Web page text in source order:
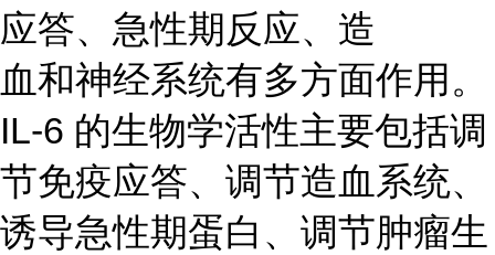
应答、急性期反应、造
血和神经系统有多方面作用。
IL-6 的生物学活性主要包括调
节免疫应答、调节造血系统、
诱导急性期蛋白、调节肿瘤生